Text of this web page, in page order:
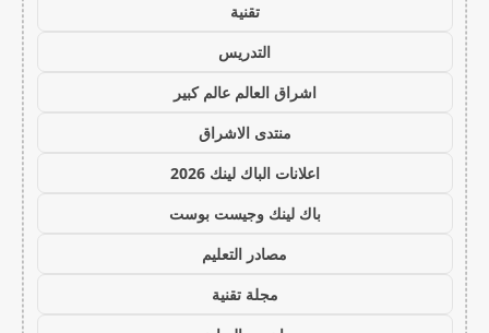
تقنية
التدريس
اشراق العالم عالم كبير
منتدى الاشراق
اعلانات الباك لينك 2026
باك لينك وجيست بوست
مصادر التعليم
مجلة تقنية